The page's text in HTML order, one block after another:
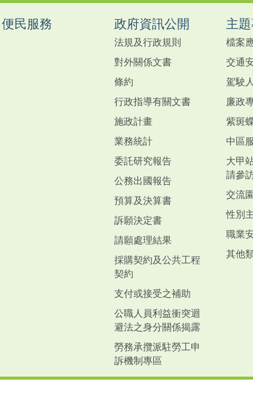
便民服務 政府資訊公開
法規及行政規則
對外關係文書
條約
行政指導有關文書
施政計畫
業務統計
委託研究報告
公務出國報告
預算及決算書
訴願決定書
請願處理結果
採購契約及公共工程
契約
支付或接受之補助
公職人員利益衝突迴
避法之身分關係揭露
勞務承攬派駐勞工申
訴機制專區
主
檔案
交通
駕駛
廉政
紫斑
中區
大甲
請參
交流
性別
職業
其他